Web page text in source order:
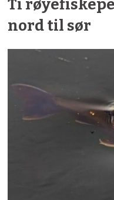
Ti
nord til sør